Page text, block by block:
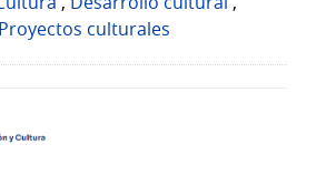
Proyectos culturales